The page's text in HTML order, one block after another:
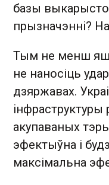
базы
прызначэнні?
Тым не менш
не наносіць
дзяржавах.
інфраструктуры
акупаваных
эфектыўна і
максімальна